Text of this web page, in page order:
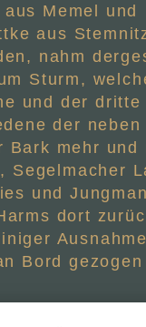
Memel und
aus
nahm
Sturm,
und der
der
mehr
und
dort
Bord